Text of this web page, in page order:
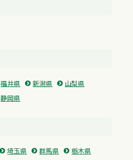
福井県 新潟県
山梨県
静岡県
埼玉県 群馬県
栃木県